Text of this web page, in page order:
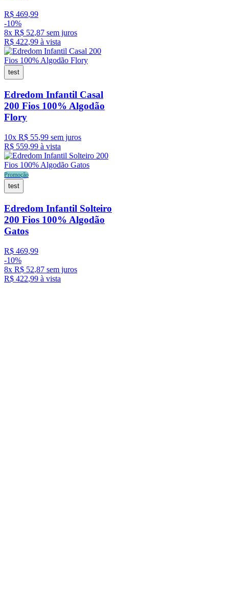
R$ 469,99
-10%
8x R$ 52,87 sem juros
R$ 422,99 à vista
test
Edredom Infantil Casal
200 Fios 100% Algodão
Flory
10x R$ 55,99 sem juros
R$ 559,99 à vista
Promoção
test
Edredom Infantil Solteiro
200 Fios 100% Algodão
Gatos
R$ 469,99
-10%
8x R$ 52,87 sem juros
R$ 422,99 à vista